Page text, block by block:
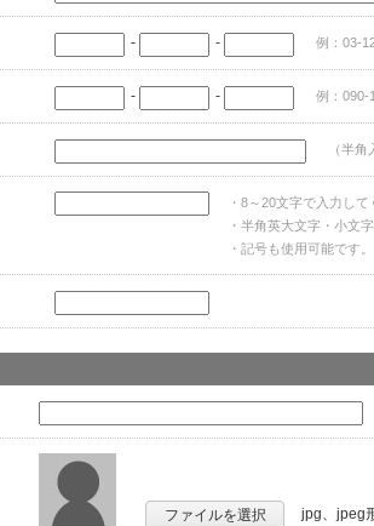
- - 例：03-
- - 例：090-
（半角
・8～20文字で入力して
・半角英大文字・小文
・記号も使用可能です。
ファイルを選択
jpg、jpeg